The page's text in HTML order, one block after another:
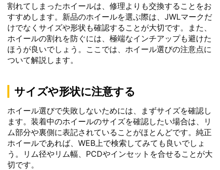
割れてしまったホイールは、修理よりも交換することをお
すすめします。新品のホイールを選ぶ際は、JWLマークだ
けでなくサイズや形状も確認することが大切です。また、
ホイールの割れを防ぐには、極端なインチアップも避けた
ほうが良いでしょう。ここでは、ホイール選びの注意点に
ついて解説します。
サイズや形状に注意する
ホイール選びで失敗しないためには、まずサイズを確認し
ます。装着中のホイールのサイズを確認したい場合は、リ
ム部分や裏側に表記されていることがほとんどです。純正
ホイールであれば、WEB上で検索してみても良いでしょ
う。リム径やリム幅、PCDやインセットを合せることが大
切です。